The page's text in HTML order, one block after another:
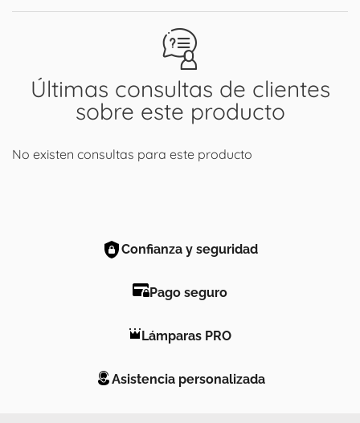
Últimas consultas de clientes
sobre este producto
No existen consultas para este producto
Confianza y seguridad
Pago seguro
Lámparas PRO
Asistencia personalizada